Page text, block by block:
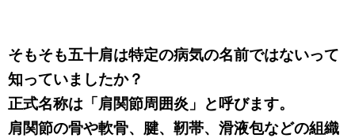
そもそも五十肩は特定の病気の名前ではないって
知っていましたか？
正式名称は「肩関節周囲炎」と呼びます。
肩関節の骨や軟骨、腱、靭帯、滑液包などの組織